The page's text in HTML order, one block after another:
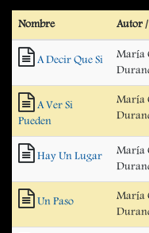
Nombre Autor
A Decir Que Si
María
A Ver Si
Pueden
María
Hay Un Lugar
María
Un Paso
María